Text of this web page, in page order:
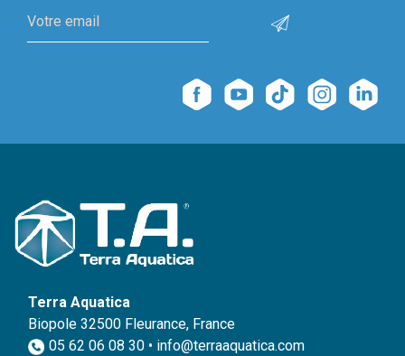
Terra Aquatica
Biopole 32500 Fleurance, France
05 62 06 08 30 • info@terraaquatica.com